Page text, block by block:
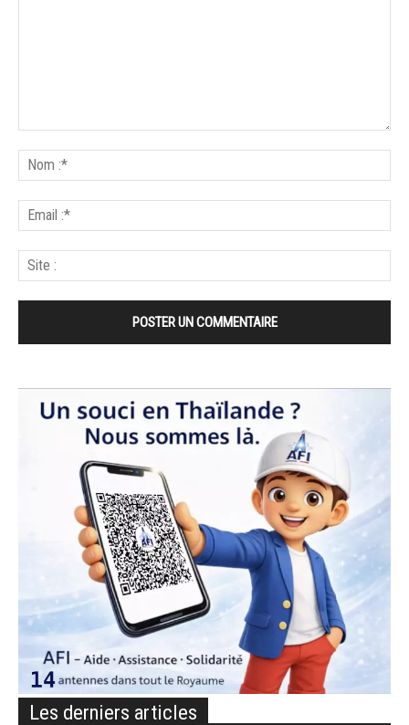
Les derniers articles